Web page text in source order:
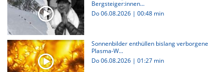
Bergsteiger:innen...
Do 06.08.2026 | 00:48 min
Sonnenbilder enthüllen bislang verborgene
Plasma-W...
Do 06.08.2026 | 01:27 min